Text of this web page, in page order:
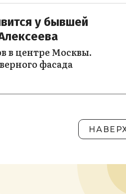
у бывшей
в центре Москвы.
фасада